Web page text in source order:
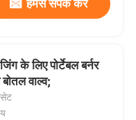
हमसे संपर्क करें
के लिए पोर्टेबल बर्नर
वाल्व;